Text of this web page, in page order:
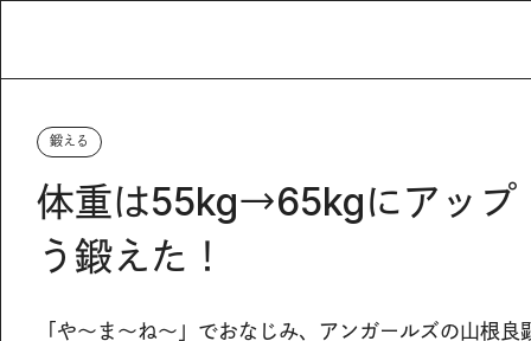
鍛える
体重は55kg→65kgにアップ
う鍛えた！
「や～ま～ね～」でおなじみ、アンガールズの山根